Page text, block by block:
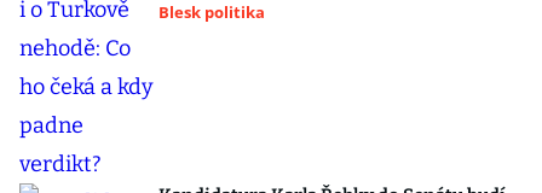
Blesk politika